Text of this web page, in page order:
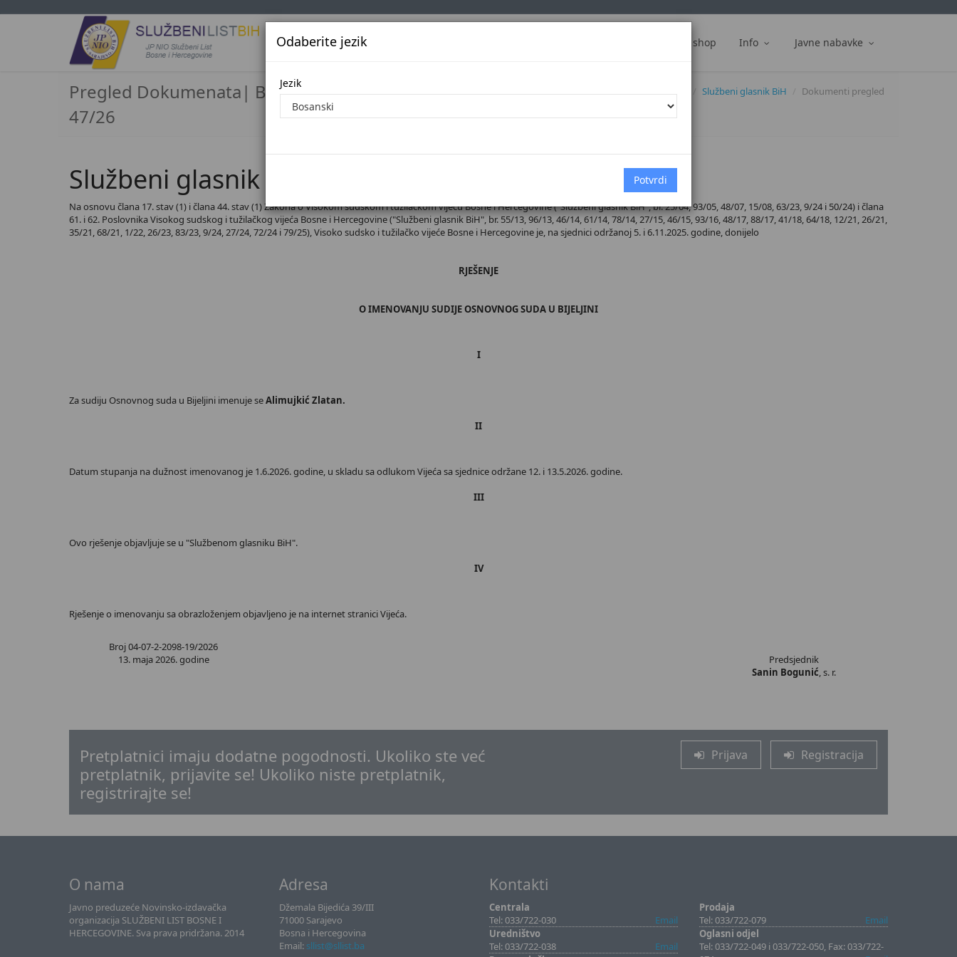
Jezik Službena glasila Web shop Info Javne nabavke
Odaberite jezik
Jezik
Pregled Dokumenata| Broj
47/26
Početna Dokumenti Službeni glasnik BiH Dokumenti pregled
Službeni glasnik BiH, broj 47/26
Na osnovu člana 17. stav (1) i člana 44. stav (1) Zakona o Visokom sudskom i tužilačkom vijeću Bosne i Hercegovine ("Službeni glasnik BiH", br. 25/04, 93/05, 48/07, 15/08, 63/23, 9/24 i 50/24) i člana
61. i 62. Poslovnika Visokog sudskog i tužilačkog vijeća Bosne i Hercegovine ("Službeni glasnik BiH", br. 55/13, 96/13, 46/14, 61/14, 78/14, 27/15, 46/15, 93/16, 48/17, 88/17, 41/18, 64/18, 12/21, 26/21,
35/21, 68/21, 1/22, 26/23, 83/23, 9/24, 27/24, 72/24 i 79/25), Visoko sudsko i tužilačko vijeće Bosne i Hercegovine je, na sjednici održanoj 5. i 6.11.2025. godine, donijelo
RJEŠENJE
O IMENOVANJU SUDIJE OSNOVNOG SUDA U BIJELJINI
I
Za sudiju Osnovnog suda u Bijeljini imenuje seAlimujkić Zlatan.
II
Datum stupanja na dužnost imenovanog je 1.6.2026. godine, u skladu sa odlukom Vijeća sa sjednice održane 12. i 13.5.2026. godine.
III
Ovo rješenje objavljuje se u "Službenom glasniku BiH".
IV
Rješenje o imenovanju sa obrazloženjem objavljeno je na internet stranici Vijeća.
Broj 04-07-2-2098-19/2026
13. maja 2026. godine
Predsjednik
Sanin Bogunić, s. r.
Pretplatnici imaju dodatne pogodnosti. Ukoliko ste već
pretplatnik, prijavite se! Ukoliko niste pretplatnik,
registrirajte se!
Prijava Registracija
O nama
Javno preduzeće Novinsko-izdavačka
organizacija SLUŽBENI LIST BOSNE I
HERCEGOVINE. Sva prava pridržana. 2014
Adresa
Džemala Bijedića 39/III
71000 Sarajevo
Bosna i Hercegovina
Email: sllist@sllist.ba
Kontakti
Centrala
Tel: 033/722-030
Email
Uredništvo
Tel: 033/722-038
Email
Prodaja
Tel: 033/722-079
Email
Oglasni odjel
Tel: 033/722-049 i 033/722-050, Fax: 033/722-